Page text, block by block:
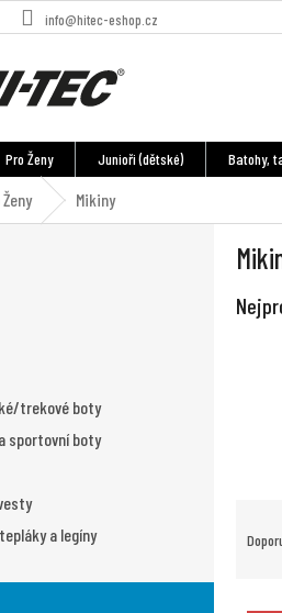
info@hitec-eshop.cz
Pro Ženy Junioři (dětské) Batohy,
Mikiny
trekové boty
sportovní boty
a legíny